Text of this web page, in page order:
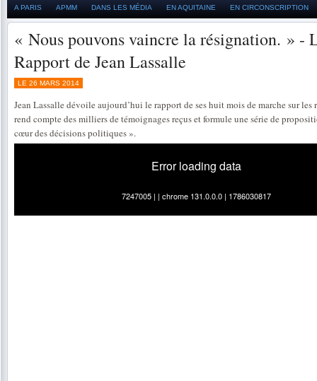
A PARIS APMM DANS LES MÉDIA EN AQUITAINE EN CIRCONSCRIPTION
« Nous pouvons vaincre la résignation. » -
Rapport de Jean Lassalle
LE 26 MARS 2014
Jean Lassalle dévoile aujourd’hui le rapport de ses huit mois de marche sur les
rend compte des milliers de témoignages reçus et formule une série de
cœur des décisions politiques ».
Error loading data
7247005 | | chrome 131.0.0.0 | 1786030817